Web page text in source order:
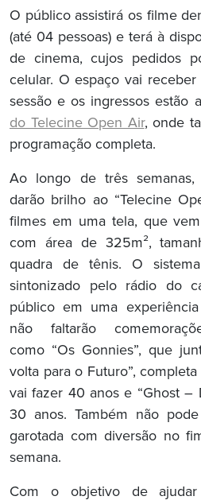
O público assistirá os filme
(até 04 pessoas) e terá à
de cinema, cujos pedidos
celular. O espaço vai
sessão e os ingressos estão
do Telecine Open Air, onde
programação completa.
Ao longo de três
darão brilho ao “Telecine
filmes em uma tela, que
com área de 325m²,
quadra de tênis. O
sintonizado pelo rádio do
público em uma
não faltarão
como “Os Gonnies”, que
volta para o Futuro”,
vai fazer 40 anos e “Ghost –
30 anos. Também não
garotada com diversão no
semana.
Com o objetivo de